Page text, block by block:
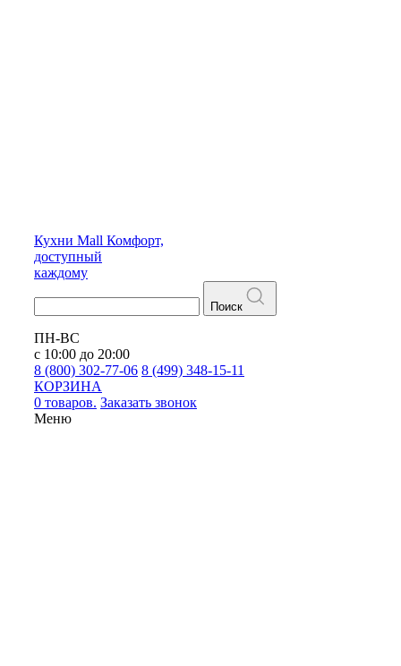
Кухни Mall Комфорт,
доступный
каждому
Поиск
ПН-ВС
с 10:00 до 20:00
8 (800) 302-77-06 8 (499) 348-15-11
КОРЗИНА
0 товаров. Заказать звонок
Меню